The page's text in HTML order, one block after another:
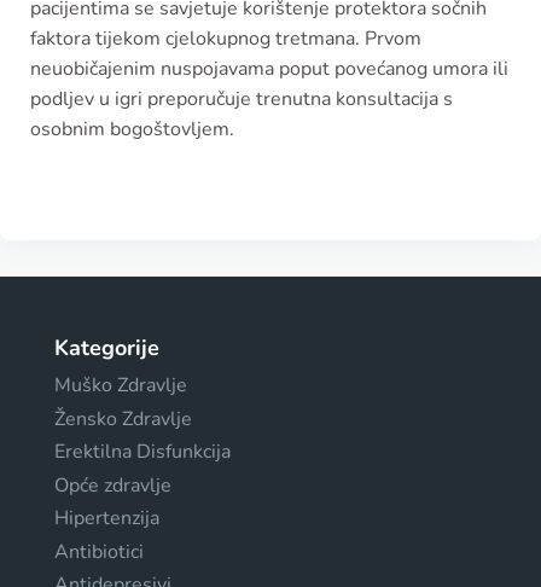
pacijentima se savjetuje korištenje protektora sočnih
faktora tijekom cjelokupnog tretmana. Prvom
neuobičajenim nuspojavama poput povećanog umora ili
podljev u igri preporučuje trenutna konsultacija s
osobnim bogoštovljem.
Kategorije
Muško Zdravlje
Žensko Zdravlje
Erektilna Disfunkcija
Opće zdravlje
Hipertenzija
Antibiotici